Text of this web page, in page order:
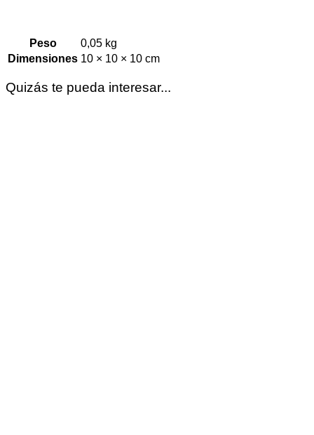
Peso
0,05 kg
Dimensiones 10 × 10 × 10 cm
Quizás te pueda interesar...